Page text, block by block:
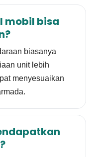
mobil bisa
biasanya
unit lebih
menyesuaikan